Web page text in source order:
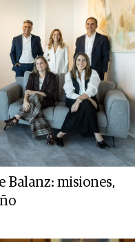
Balanz: misiones,